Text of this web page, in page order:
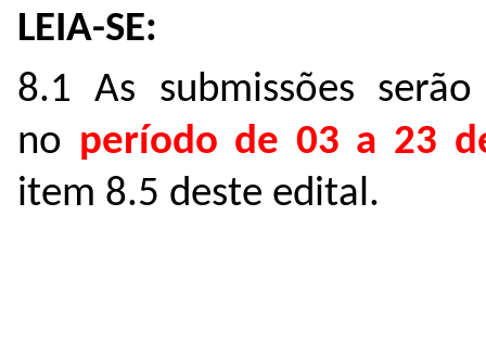
LEIA-SE:
8.1 As submissões
no período de 03 a 23
item 8.5 deste edital.